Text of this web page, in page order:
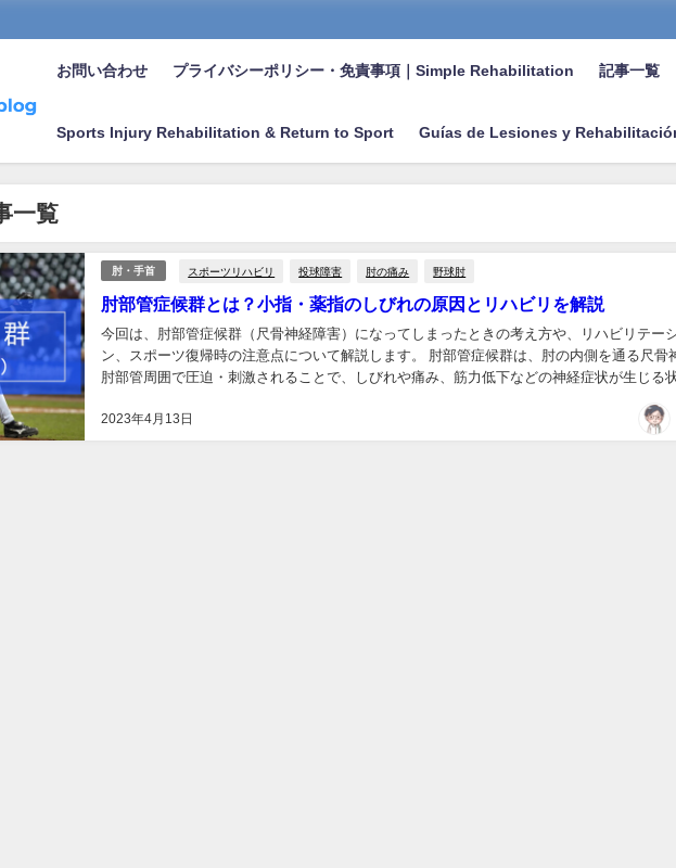
お問い合わせ プライバシーポリシー・免責事項｜Simple Rehabilitation 記事一覧
Sports Injury Rehabilitation & Return to Sport Guías de Lesiones y
一覧
肘・手首 スポーツリハビリ 投球障害 肘の痛み 野球肘
肘部管症候群とは？小指・薬指のしびれの原因とリハビリを解説
2023年4月13日
今回は、肘部管症候群（尺骨神経障害）になってしまったときの考え方や、リハビリテー
ン、スポーツ復帰時の注意点について解説します。 肘部管症候群は、肘の内側を通る尺骨
肘部管周囲で圧迫・刺激されることで、しびれや痛み、筋力低下などの神経症状が生じる状